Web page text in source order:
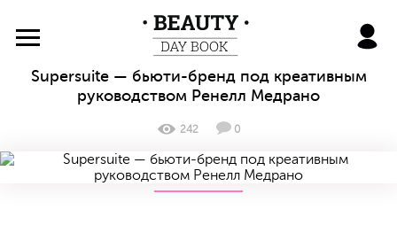
BeautyDayBook
Supersuite — бьюти-бренд под креативным
руководством Ренелл Медрано
242 0